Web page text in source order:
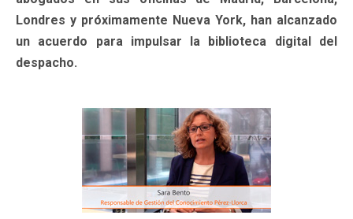
Londres y próximamente Nueva York, han alcanzado
un acuerdo para impulsar la biblioteca digital del
despacho.